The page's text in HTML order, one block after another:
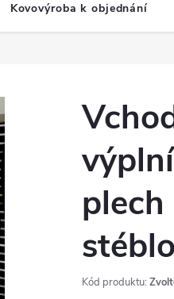
Kovovýroba k objednání
Kód produktu: